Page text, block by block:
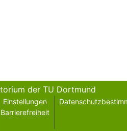
der TU Dortmund
Einstellungen
Barrierefreiheit